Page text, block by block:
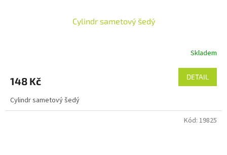
Cylindr sametový šedý
Skladem
148 Kč DETAIL
Cylindr sametový šedý
Kód: 19825